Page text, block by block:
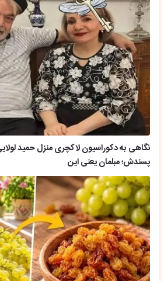
نگاهی به دکوراسیون لاکچری منزل حمید
پسندش؛ مبلمان یعنی این